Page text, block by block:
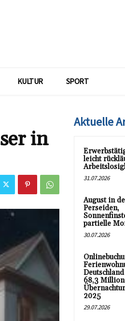
KULTUR SPORT
in
Aktuelle
leicht
31.07.2026
August in
Perseiden,
partielle
30.07.2026
68,3
2025
29.07.2026